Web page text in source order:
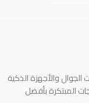
والأجهزة الذكية
المبتكرة بأفضل